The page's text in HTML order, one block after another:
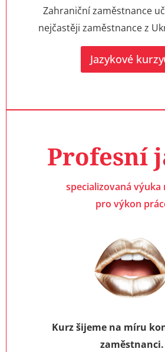
Zahraniční zaměstnance
nejčastěji zaměstnance z
Jazykové kurzy
Profesní
specializovaná výuka
pro výkon
Kurz šijeme na míru
zaměstnanci.